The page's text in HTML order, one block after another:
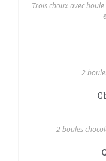
Trois choux avec
2
2 boules